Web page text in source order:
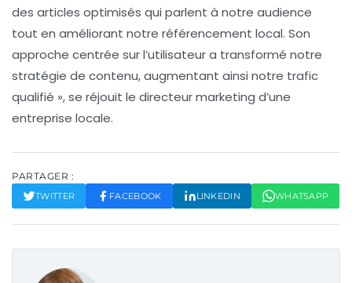
des articles optimisés qui parlent à notre audience
tout en améliorant notre référencement local. Son
approche centrée sur l’utilisateur a transformé notre
stratégie de contenu, augmentant ainsi notre trafic
qualifié », se réjouit le directeur marketing d’une
entreprise locale.
PARTAGER :
TWITTER FACEBOOK LINKEDIN WHATSAPP